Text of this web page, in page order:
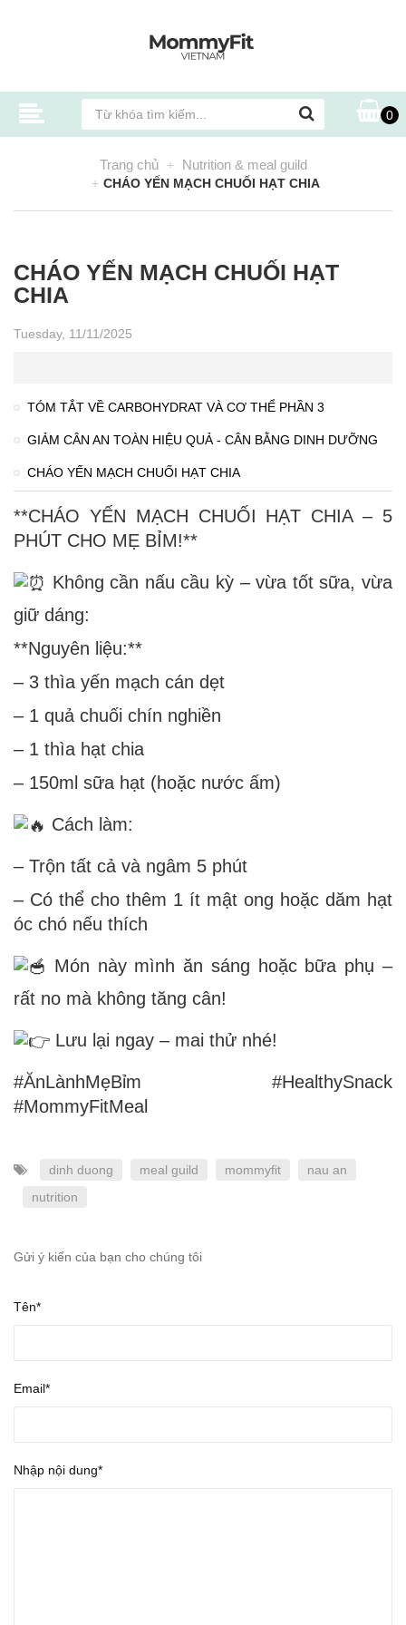
0
Trang chủ Nutrition & meal guild
CHÁO YẾN MẠCH CHUỐI HẠT CHIA
CHÁO YẾN MẠCH CHUỐI HẠT
CHIA
Tuesday, 11/11/2025
TÓM TẮT VỀ CARBOHYDRAT VÀ CƠ THỂ PHẦN 3
GIẢM CÂN AN TOÀN HIỆU QUẢ - CÂN BẰNG DINH DƯỠNG
CHÁO YẾN MẠCH CHUỐI HẠT CHIA
**CHÁO YẾN MẠCH CHUỐI HẠT CHIA – 5
PHÚT CHO MẸ BỈM!**
Không cần nấu cầu kỳ – vừa tốt sữa, vừa
giữ dáng:
**Nguyên liệu:**
– 3 thìa yến mạch cán dẹt
– 1 quả chuối chín nghiền
– 1 thìa hạt chia
– 150ml sữa hạt (hoặc nước ấm)
Cách làm:
– Trộn tất cả và ngâm 5 phút
– Có thể cho thêm 1 ít mật ong hoặc dăm hạt
óc chó nếu thích
Món này mình ăn sáng hoặc bữa phụ –
rất no mà không tăng cân!
Lưu lại ngay – mai thử nhé!
#ĂnLànhMẹBỉm
#HealthySnack
#MommyFitMeal
dinh duong meal guild mommyfit
nau an
nutrition
Gửi ý kiến của bạn cho chúng tôi
Tên*
Email*
Nhập nội dung*